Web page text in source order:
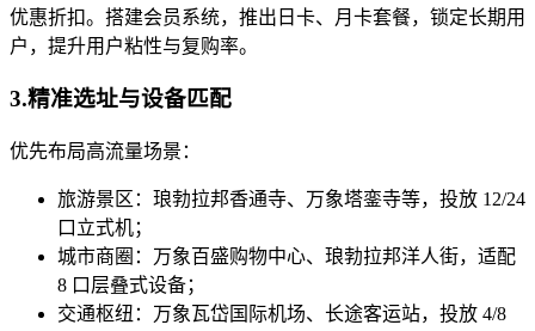
优惠折扣。搭建会员系统，推出日卡、月卡套餐，锁定长期用
户，提升用户粘性与复购率。
3.精准选址与设备匹配
优先布局高流量场景：
旅游景区：琅勃拉邦香通寺、万象塔銮寺等，投放 12/24
口立式机；
城市商圈：万象百盛购物中心、琅勃拉邦洋人街，适配
8 口层叠式设备；
交通枢纽：万象瓦岱国际机场、长途客运站，投放 4/8